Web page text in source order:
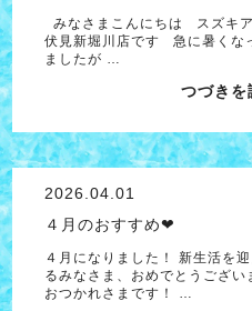
みなさまこんにちは スズキ
伏見新堀川店です 急に暑くな
ましたが …
つづきを
2026.04.01
４月のおすすめ❤
４月になりました！ 新生活を
るみなさま、おめでとうござい
おつかれさまです！ …